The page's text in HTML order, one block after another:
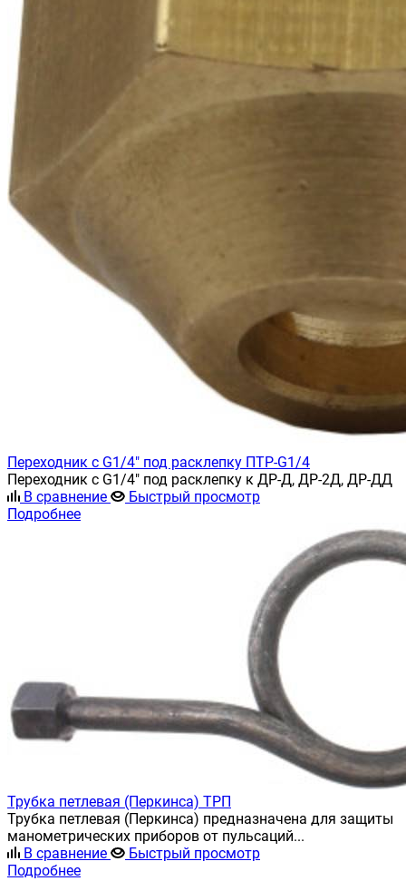
Переходник с G1/4" под расклепку ПТР-G1/4
Переходник с G1/4" под расклепку к ДР-Д, ДР-2Д, ДР-ДД
В сравнение
Быстрый просмотр
Подробнее
Трубка петлевая (Перкинса) ТРП
Трубка петлевая (Перкинса) предназначена для защиты
манометрических приборов от пульсаций...
В сравнение
Быстрый просмотр
Подробнее